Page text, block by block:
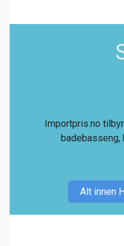
Importpris.no
badebasseng,
Alt innen